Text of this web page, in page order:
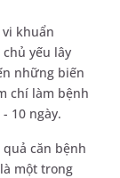
khuẩn
yếu lây
những biến
chí làm bệnh
10 ngày.
căn bệnh
một trong